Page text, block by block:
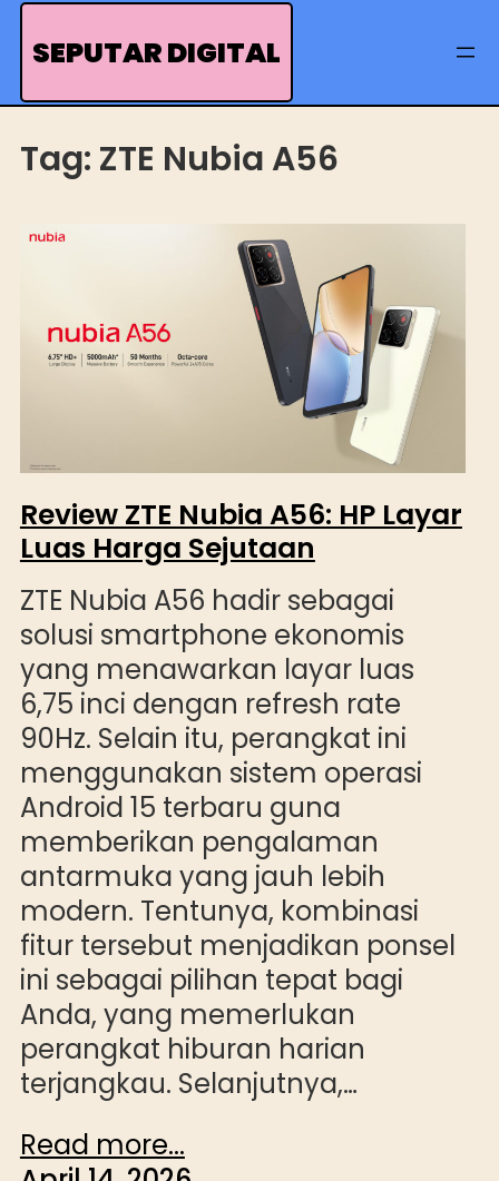
Skip
SEPUTAR DIGITAL
Tag: ZTE Nubia A56
Review ZTE Nubia A56: HP Layar
Luas Harga Sejutaan
ZTE Nubia A56 hadir sebagai
solusi smartphone ekonomis
yang menawarkan layar luas
6,75 inci dengan refresh rate
90Hz. Selain itu, perangkat ini
menggunakan sistem operasi
Android 15 terbaru guna
memberikan pengalaman
antarmuka yang jauh lebih
modern. Tentunya, kombinasi
fitur tersebut menjadikan ponsel
ini sebagai pilihan tepat bagi
Anda, yang memerlukan
perangkat hiburan harian
terjangkau. Selanjutnya,…
Read more...